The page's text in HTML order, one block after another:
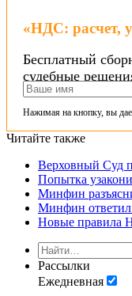
«НДС: расчет,
Бесплатный
судебные
Нажимая на кнопку, вы
Читайте также
Верховный Суд
Попытка
Минфин
Минфин ответил
Новые правила
Рассылки
Ежедневная